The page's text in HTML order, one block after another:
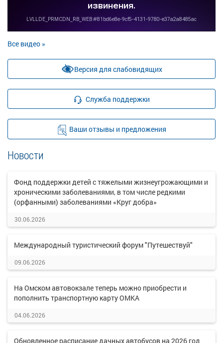
Все видео »
Версия для слабовидящих
Служба поддержки
Ваши отзывы и предложения
Новости
Фонд поддержки детей с тяжелыми жизнеугрожающими и
хроническими заболеваниями, в том числе редкими
(орфанными) заболеваниями «Круг добра»
30.06.2026
Международный туристический форум "Путешествуй"
09.06.2026
На Омском автовокзале теперь можно приобрести и
пополнить транспортную карту ОМКА
04.06.2026
Обновленное расписание дачных автобусов на 2026 год